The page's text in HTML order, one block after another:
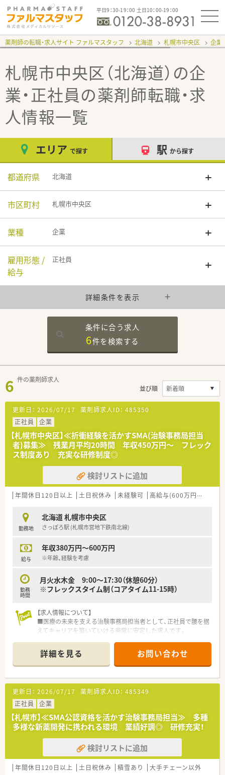
平日9：30-19：00 土日10：00-19：00
薬剤師の転職・求人サイト ファルマスタッフ 北海道 札幌市中央区 企業
札幌市中央区（北海道）の企
業・正社員の薬剤師転職・求
人情報一覧
エリア で探す 駅 から探す
都道府県 北海道
市区町村 札幌市中央区
業種 企業
雇用形態 /
給与
正社員
詳細条件を表示
条件に合う求人
6件を検索する
6 件の薬剤師求人
並び順
更新日： 2026/07/17 薬剤師求人ID： 485350
正社員
企業
【札幌市中央区】≪折衝経験を活かすSMA(治験事務局担当
者)募集≫ 残業月平均20時間 年収450万円～ フレック
ス制度あり 充実な研修制度◎
検討リストに追加
年間休日120日以上 土日祝休み 未経験可 高給与(600万円以上)
勤務地
北海道 札幌市中央区
さっぽろ駅 (札幌市営地下鉄南北線)
給与
年収380万円～600万円
※年齢、経験を考慮
勤務
時間
月火水木金 9:00～17:30（休憩60分）
※フレックスタイム制（コアタイム11-15時）
【求人情報について】
■医療の未来を支える治験事務局担当者として、正社員で腰を据
えてキャリアを築いていける非常に安定した求人です。
め、ワークライフバランスを重視したい方に最適です。
■賞与は年2回で計4.4ヶ月分の実績があり、日々の貢献がしっか
りと給与に反映される納得感の高い待遇が魅力です。
【募集背景と求める人物像について】
■ヘルスケア事業のさらなる加速と体制強化を見据えた増員募
集であり、新しい価値を共に創造できる仲間を求めています。
■時代のニーズに柔軟に対応できる姿勢と、未知の領域へ挑戦し
続けるフロンティア精神をお持ちの方を高く評価します。
■治験という倫理観が求められる現場において、誠実な態度で周
囲と信頼関係を構築できる方を心よりお待ちしています。
【必要スキル・歓迎スキル】
■業界を問わず営業や店長、SVなどの折衝・調整業務を3年以上
詳細を見る お問い合わせ
更新日： 2026/07/17 薬剤師求人ID： 485349
正社員
企業
【札幌市】≪SMA公認資格を活かす治験事務局担当≫ 多種
多様な新薬開発に携われる環境 業績好調◎ 研修充実！
検討リストに追加
年間休日120日以上 土日祝休み 積雪あり 大手チェーン以外